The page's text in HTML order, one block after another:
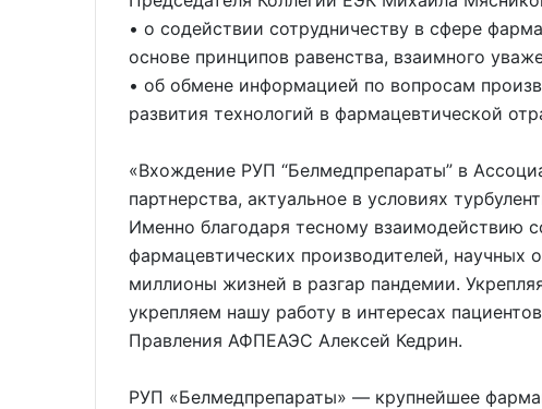
• о содействии сотрудничеству в сфере
основе принципов равенства, взаимного
• об обмене информацией по вопросам
развития технологий в фармацевтической
«Вхождение РУП “Белмедпрепараты” в
партнерства, актуальное в условиях
Именно благодаря тесному взаимодействию
фармацевтических производителей, научных
миллионы жизней в разгар пандемии.
укрепляем нашу работу в интересах
Правления АФПЕАЭС Алексей Кедрин.
РУП «Белмедпрепараты» — крупнейшее